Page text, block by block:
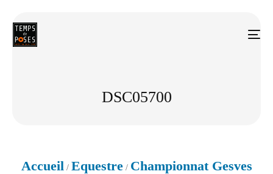
DSC05700
Accueil / Equestre/ Championnat Gesves